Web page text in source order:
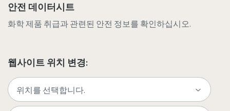
안전 데이터시트
화학 제품 취급과 관련된 안전 정보를 확인하십시오.
웹사이트 위치 변경: